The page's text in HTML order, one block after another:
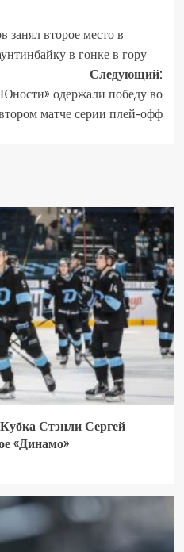
занял второе место в
в гонке в гору
Следующий:
одержали победу во
матче серии плей-офф
Стэнли Сергей
«Динамо»